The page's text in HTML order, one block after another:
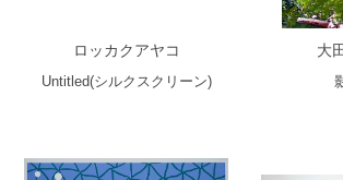
ロッカクアヤコ
Untitled(シルクスクリーン)
大